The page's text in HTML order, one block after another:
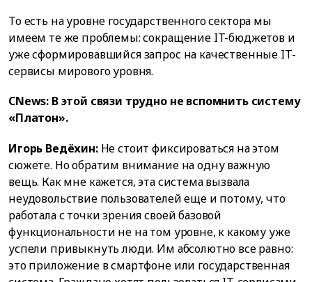
То есть на уровне государственного сектора мы
имеем те же проблемы: сокращение IT-бюджетов и
уже сформировавшийся запрос на качественные IT-
сервисы мирового уровня.
CNews: В этой связи трудно не вспомнить систему
«Платон».
Игорь Ведёхин:Не стоит фиксироваться на этом
сюжете. Но обратим внимание на одну важную
вещь. Как мне кажется, эта система вызвала
неудовольствие пользователей еще и потому, что
работала с точки зрения своей базовой
функциональности не на том уровне, к какому уже
успели привыкнуть люди. Им абсолютно все равно:
это приложение в смартфоне или государственная